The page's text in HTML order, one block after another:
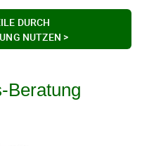
DURCH
NUTZEN >
Beratung